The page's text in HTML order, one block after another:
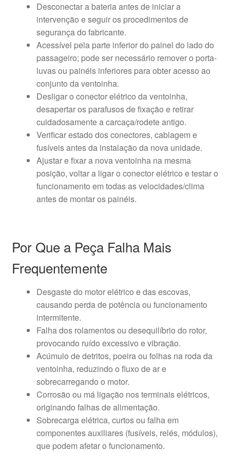
Desconectar a bateria antes de iniciar a
intervenção e seguir os procedimentos de
segurança do fabricante.
Acessível pela parte inferior do painel do lado do
passageiro; pode ser necessário remover o porta-
luvas ou painéis inferiores para obter acesso ao
conjunto da ventoinha.
Desligar o conector elétrico da ventoinha,
desapertar os parafusos de fixação e retirar
cuidadosamente a carcaça/rodete antigo.
Verificar estado dos conectores, cablagem e
fusíveis antes da instalação da nova unidade.
Ajustar e fixar a nova ventoinha na mesma
posição, voltar a ligar o conector elétrico e testar o
funcionamento em todas as velocidades/clima
antes de montar os painéis.
Por Que a Peça Falha Mais
Frequentemente
Desgaste do motor elétrico e das escovas,
causando perda de potência ou funcionamento
intermitente.
Falha dos rolamentos ou desequilíbrio do rotor,
provocando ruído excessivo e vibração.
Acúmulo de detritos, poeira ou folhas na roda da
ventoinha, reduzindo o fluxo de ar e
sobrecarregando o motor.
Corrosão ou má ligação nos terminais elétricos,
originando falhas de alimentação.
Sobrecarga elétrica, curtos ou falha em
componentes auxiliares (fusíveis, relés, módulos),
que podem afetar o funcionamento.